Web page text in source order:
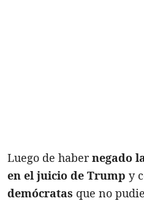
Luego de habernegado
en el juicio de Trump y
demócratas que no